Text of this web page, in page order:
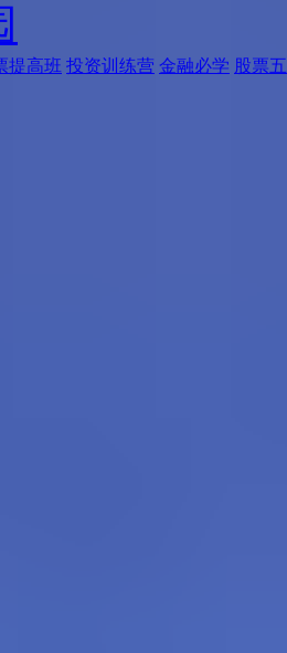
提高班 投资训练营 金融必学 股票